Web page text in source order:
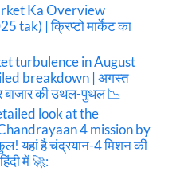
Ka Overview
tak) | क्रिप्टो मार्केट का
turbulence in August
breakdown | अगस्त
की उथल-पुथल 📉
look at the
4 mission by
यहां है चंद्रयान-4 मिशन की
में 🚀: